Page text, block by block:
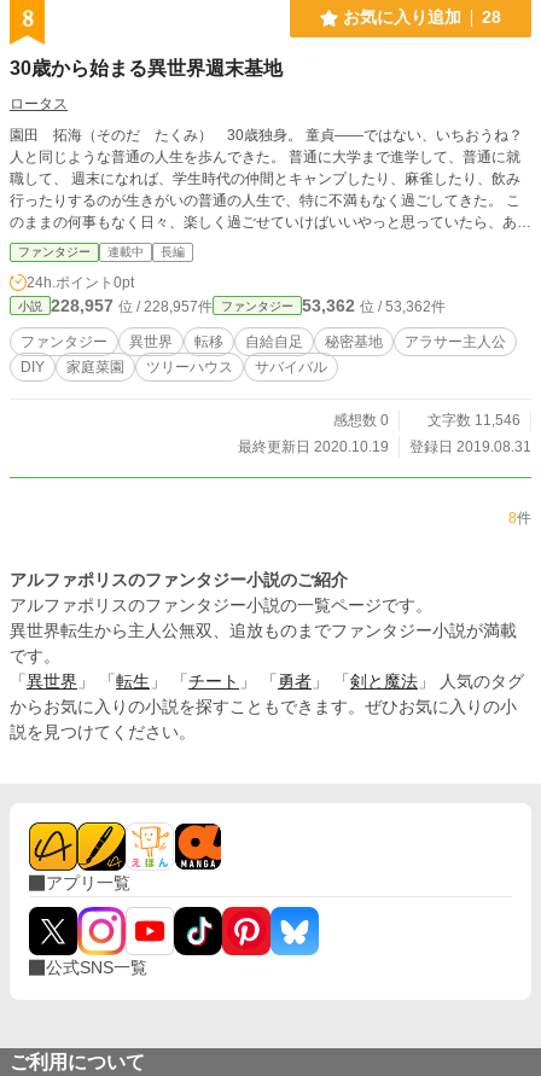
8 お気に入り追加 28
30歳から始まる異世界週末基地
ロータス
園田 拓海（そのだ たくみ） 30歳独身。 童貞――ではない、いちおうね？
人と同じような普通の人生を歩んできた。 普通に大学まで進学して、普通に就
職して、 週末になれば、学生時代の仲間とキャンプしたり、麻雀したり、飲み
行ったりするのが生きがいの普通の人生で、特に不満もなく過ごしてきた。 こ
のままの何事もなく日々、楽しく過ごせていけばいいやっと思っていたら、あっ
という間に20台は終わり、ついに３０歳の誕生日を迎えようとしていた。 旧友
たちは、お祝いというか、俺を出しにして誕生日会兼麻雀大会を開いてくれよう
としたが、 「すまんな、子供が熱を出して」 「今、海外」 「有給どころか、休
みもねぇ」 様々な理由でやめになった。 皆が皆、子供や家族、仕事を抱えてい
て、大学卒業したころにように遊びに行くというのはめっきり少なくなり、大型
連休に会えるか会えないか程度に収まってきた。 そんな一人の週末が続き、パ
チンコで時間を潰す日々が嫌になり始めたころ、ふと日用品を買いに来ていたホ
Eだよな、お前のひとりぼっちなのか？」と俺はなぜかイチゴに哀愁を感じてし
まい、一通りの園芸道具を持って家に帰るのだった。 そして、家のベランダで
丸い光の玉が下から上へと上がっていく。 それもこのベランダの一角を覆うよ
てもそれはまとわりついてきて一瞬の浮遊感そして、視界はブラックアウトした
界転移？！ だっていきなりベランダにいたはずなのに森のなかだし、目の前に
は、 ワニのような爬虫類の顔を持つ２ｍ近くある巨体の男に、木漏れ日の光に
反射する見事な金髪の間からは、とがった長耳がのぞくお決まりの美形種族エル
フ！！ 「ふむ、次は只人であったか」 「ふん、平地の蟻か。せいぜい使えると
いいがな」 となんだか、親密には程遠い。 言葉が通じるだけいいけど、えっと
スキルとかチートとかある？はぁ？！まさか。 この助けたイチゴの苗が実は女
神様で俺に何を授けてくれるんじゃ、・・・・・・ん、なにもない普通の苗だ。
えっと、俺、イチゴの苗１つだけを持って異世界に来ました。。。HELP ME そ
んなこんなで園田 拓海の突然週末に訪れた異世界生活が始めまった。 ※ハー
ファンタジー 連載中 長編
24h.ポイント 0pt
小説 228,957 位 / 228,957件 ファンタジー 53,362 位 / 53,362件
ファンタジー 異世界 転移 自給自足 秘密基地
アラサー主人公
DIY
家庭菜園 ツリーハウス サバイバル
感想数 0
文字数 11,546
最終更新日 2020.10.19
登録日 2019.08.31
8件
アルファポリスのファンタジー小説のご紹介
アルファポリスのファンタジー小説の一覧ページです。
異世界転生から主人公無双、追放ものまでファンタジー小説が満載
です。
「 異世界 」 「 転生 」 「 チート 」 「 勇者 」 「 剣と魔法 」 人気のタグ
からお気に入りの小説を探すこともできます。ぜひお気に入りの小
説を見つけてください。
アプリ一覧
公式SNS一覧
ご利用について